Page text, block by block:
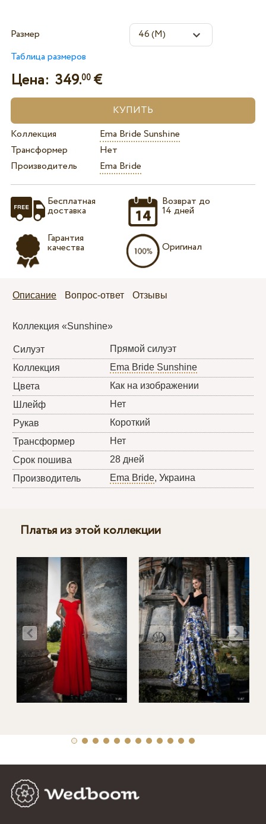
Размер
Таблица размеров
Цена: 349.00€
Коллекция
Ema Bride Sunshine
Трансформер
Нет
Производитель
Ema Bride
Бесплатная
доставка
Гарантия
качества
Возврат до
14 дней
Оригинал
Описание Вопрос-ответ Отзывы
Коллекция «Sunshine»
Силуэт
Прямой силуэт
Коллекция
Ema Bride Sunshine
Цвета
Как на изображении
Шлейф
Нет
Рукав
Короткий
Трансформер
Нет
Срок пошива
28 дней
Производитель
Ema Bride, Украина
Платья из этой коллекции